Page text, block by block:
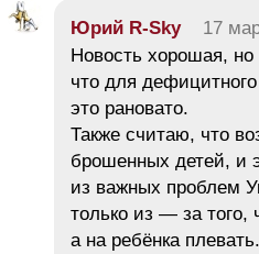
Юрий R-Sky 17
Новость хорошая, но
что для
это рановато.
Также считаю, что
брошенных детей, и
из важных проблем
только из — за того,
а на ребёнка